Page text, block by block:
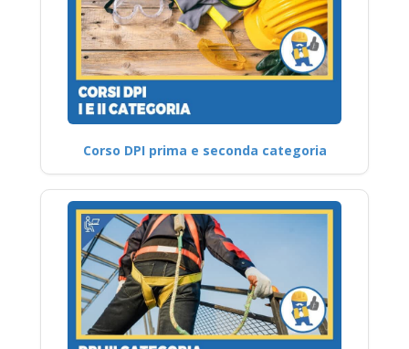
Corso DPI prima e seconda categoria